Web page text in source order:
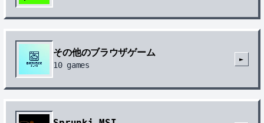
その他のブラウザゲーム
10games
►